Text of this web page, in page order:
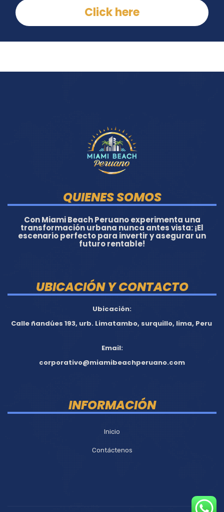
Click here
QUIENES SOMOS
Con Miami Beach Peruano experimenta una
transformación urbana nunca antes vista: ¡El
escenario perfecto para invertir y asegurar un
futuro rentable!
UBICACIÓN Y CONTACTO
Ubicación:
Calle ñandúes 193, urb. Limatambo, surquillo, lima, Peru
Email:
corporativo@miamibeachperuano.com
INFORMACIÓN
Inicio
Contáctenos